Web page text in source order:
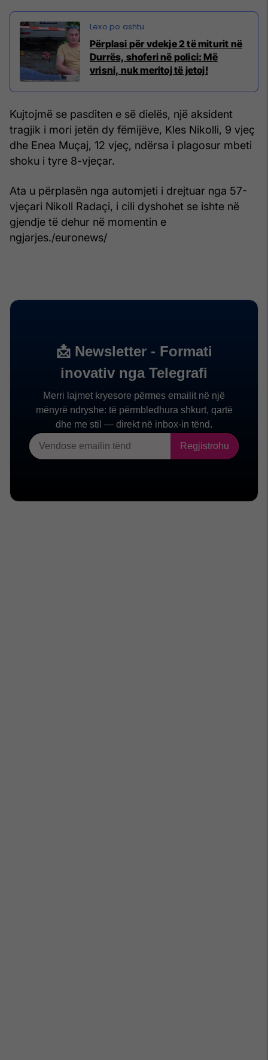
Përplasi për vdekje 2 të miturit në
Durrës, shoferi në polici: Më
vrisni, nuk meritoj të jetoj!
Kujtojmë se pasditen e së dielës, një aksident
tragjik i mori jetën dy fëmijëve, Kles Nikolli, 9 vjeç
dhe Enea Muçaj, 12 vjeç, ndërsa i plagosur mbeti
shoku i tyre 8-vjeçar.
Ata u përplasën nga automjeti i drejtuar nga 57-
vjeçari Nikoll Radaçi, i cili dyshohet se ishte në
gjendje të dehur në momentin e
ngjarjes./euronews/